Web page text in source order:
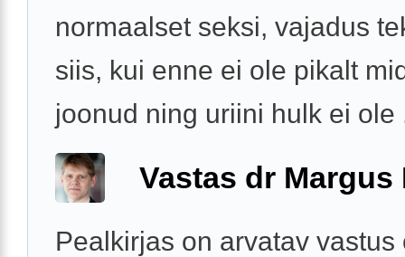
normaalset seksi, vajadus
siis, kui enne ei ole pikalt
joonud ning uriini hulk ei ole
Vastas dr Margus
Pealkirjas on arvatav vastus